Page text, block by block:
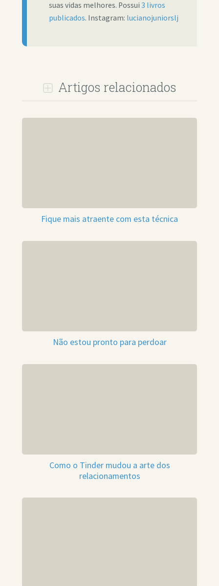
suas vidas melhores. Possui 3 livros
publicados. Instagram: lucianojuniorslj
Artigos relacionados
Fique mais atraente com esta técnica
Não estou pronto para perdoar
Como o Tinder mudou a arte dos
relacionamentos